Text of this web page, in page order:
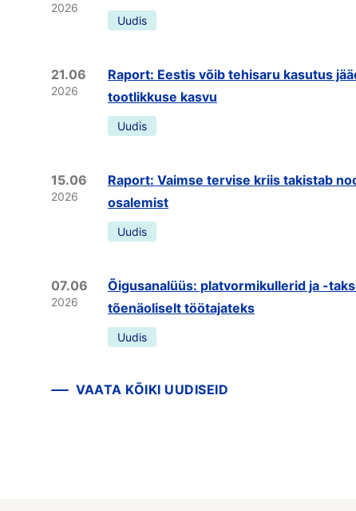
2026
Uudis
21.06
2026
Raport: Eestis võib tehisaru kasutus
tootlikkuse kasvu
Uudis
15.06
2026
Raport: Vaimse tervise kriis takistab
osalemist
Uudis
07.06
2026
Õigusanalüüs: platvormikullerid ja -
tõenäoliselt töötajateks
Uudis
VAATA KÕIKI UUDISEID